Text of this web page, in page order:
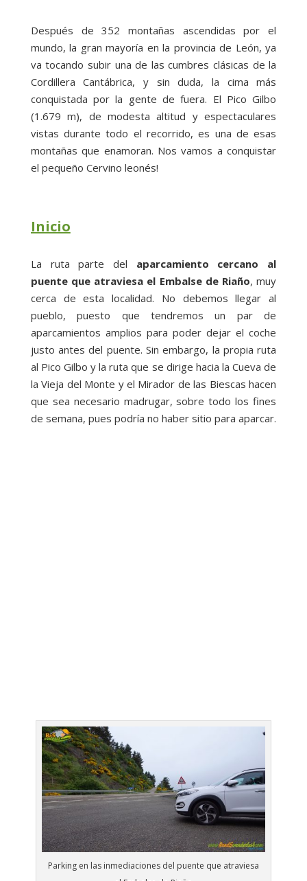
Después de 352 montañas ascendidas por el
mundo, la gran mayoría en la provincia de León, ya
va tocando subir una de las cumbres clásicas de la
Cordillera Cantábrica, y sin duda, la cima más
conquistada por la gente de fuera. El Pico Gilbo
(1.679 m), de modesta altitud y espectaculares
vistas durante todo el recorrido, es una de esas
montañas que enamoran. Nos vamos a conquistar
el pequeño Cervino leonés!
Inicio
La ruta parte del aparcamiento cercano al
puente que atraviesa el Embalse de Riaño, muy
cerca de esta localidad. No debemos llegar al
pueblo, puesto que tendremos un par de
aparcamientos amplios para poder dejar el coche
justo antes del puente. Sin embargo, la propia ruta
al Pico Gilbo y la ruta que se dirige hacia la Cueva de
la Vieja del Monte y el Mirador de las Biescas hacen
que sea necesario madrugar, sobre todo los fines
de semana, pues podría no haber sitio para aparcar.
Parking en las inmediaciones del puente que atraviesa